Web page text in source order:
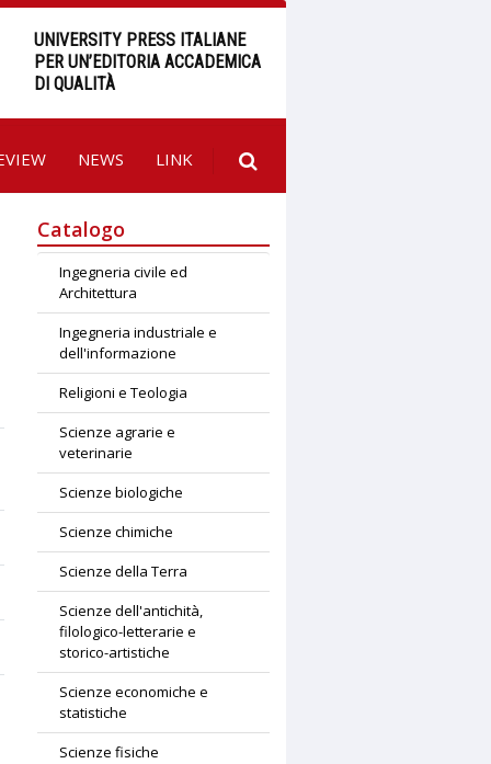
UNIVERSITY PRESS ITALIANE
PER UN’EDITORIA ACCADEMICA
DI QUALITÀ
NEWS LINK
Catalogo
Ingegneria civile ed
Architettura
Ingegneria industriale e
dell'informazione
Religioni e Teologia
Scienze agrarie e
veterinarie
Scienze biologiche
Scienze chimiche
Scienze della Terra
Scienze dell'antichità,
filologico-letterarie e
storico-artistiche
Scienze economiche e
statistiche
Scienze fisiche